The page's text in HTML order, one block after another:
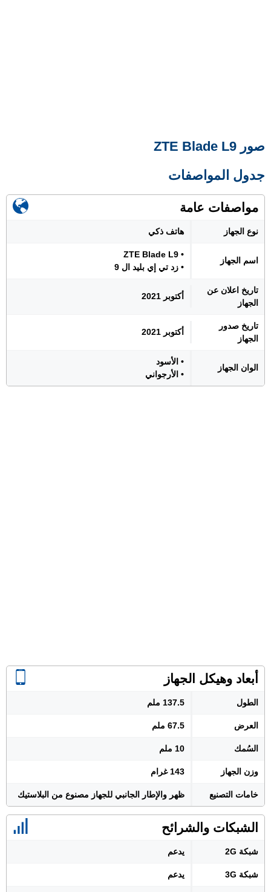
صور ZTE Blade L9
جدول المواصفات
مواصفات عامة
نوع الجهاز هاتف ذكي
اسم الجهاز
• ZTE Blade L9
• زد تي إي بليد ال 9
تاريخ اعلان عن
الجهاز
أكتوبر 2021
تاريخ صدور
الجهاز
أكتوبر 2021
الوان الجهاز
• الأسود
• الأرجواني
أبعاد وهيكل الجهاز
الطول 137.5 ملم
العرض 67.5 ملم
السُمك 10 ملم
وزن الجهاز 143 غرام
خامات التصنيع ظهر والإطار الجانبي للجهاز مصنوع من البلاستيك
الشبكات والشرائح
شبكة 2G يدعم
شبكة 3G يدعم